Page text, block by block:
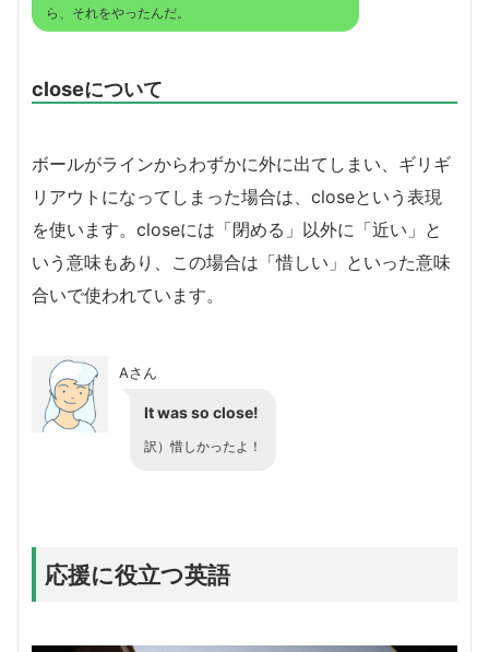
ら、それをやったんだ。
closeについて
ボールがラインからわずかに外に出てしまい、ギリギ
リアウトになってしまった場合は、closeという表現
を使います。closeには「閉める」以外に「近い」と
いう意味もあり、この場合は「惜しい」といった意味
合いで使われています。
Aさん
It was so close!
訳）惜しかったよ！
応援に役立つ英語